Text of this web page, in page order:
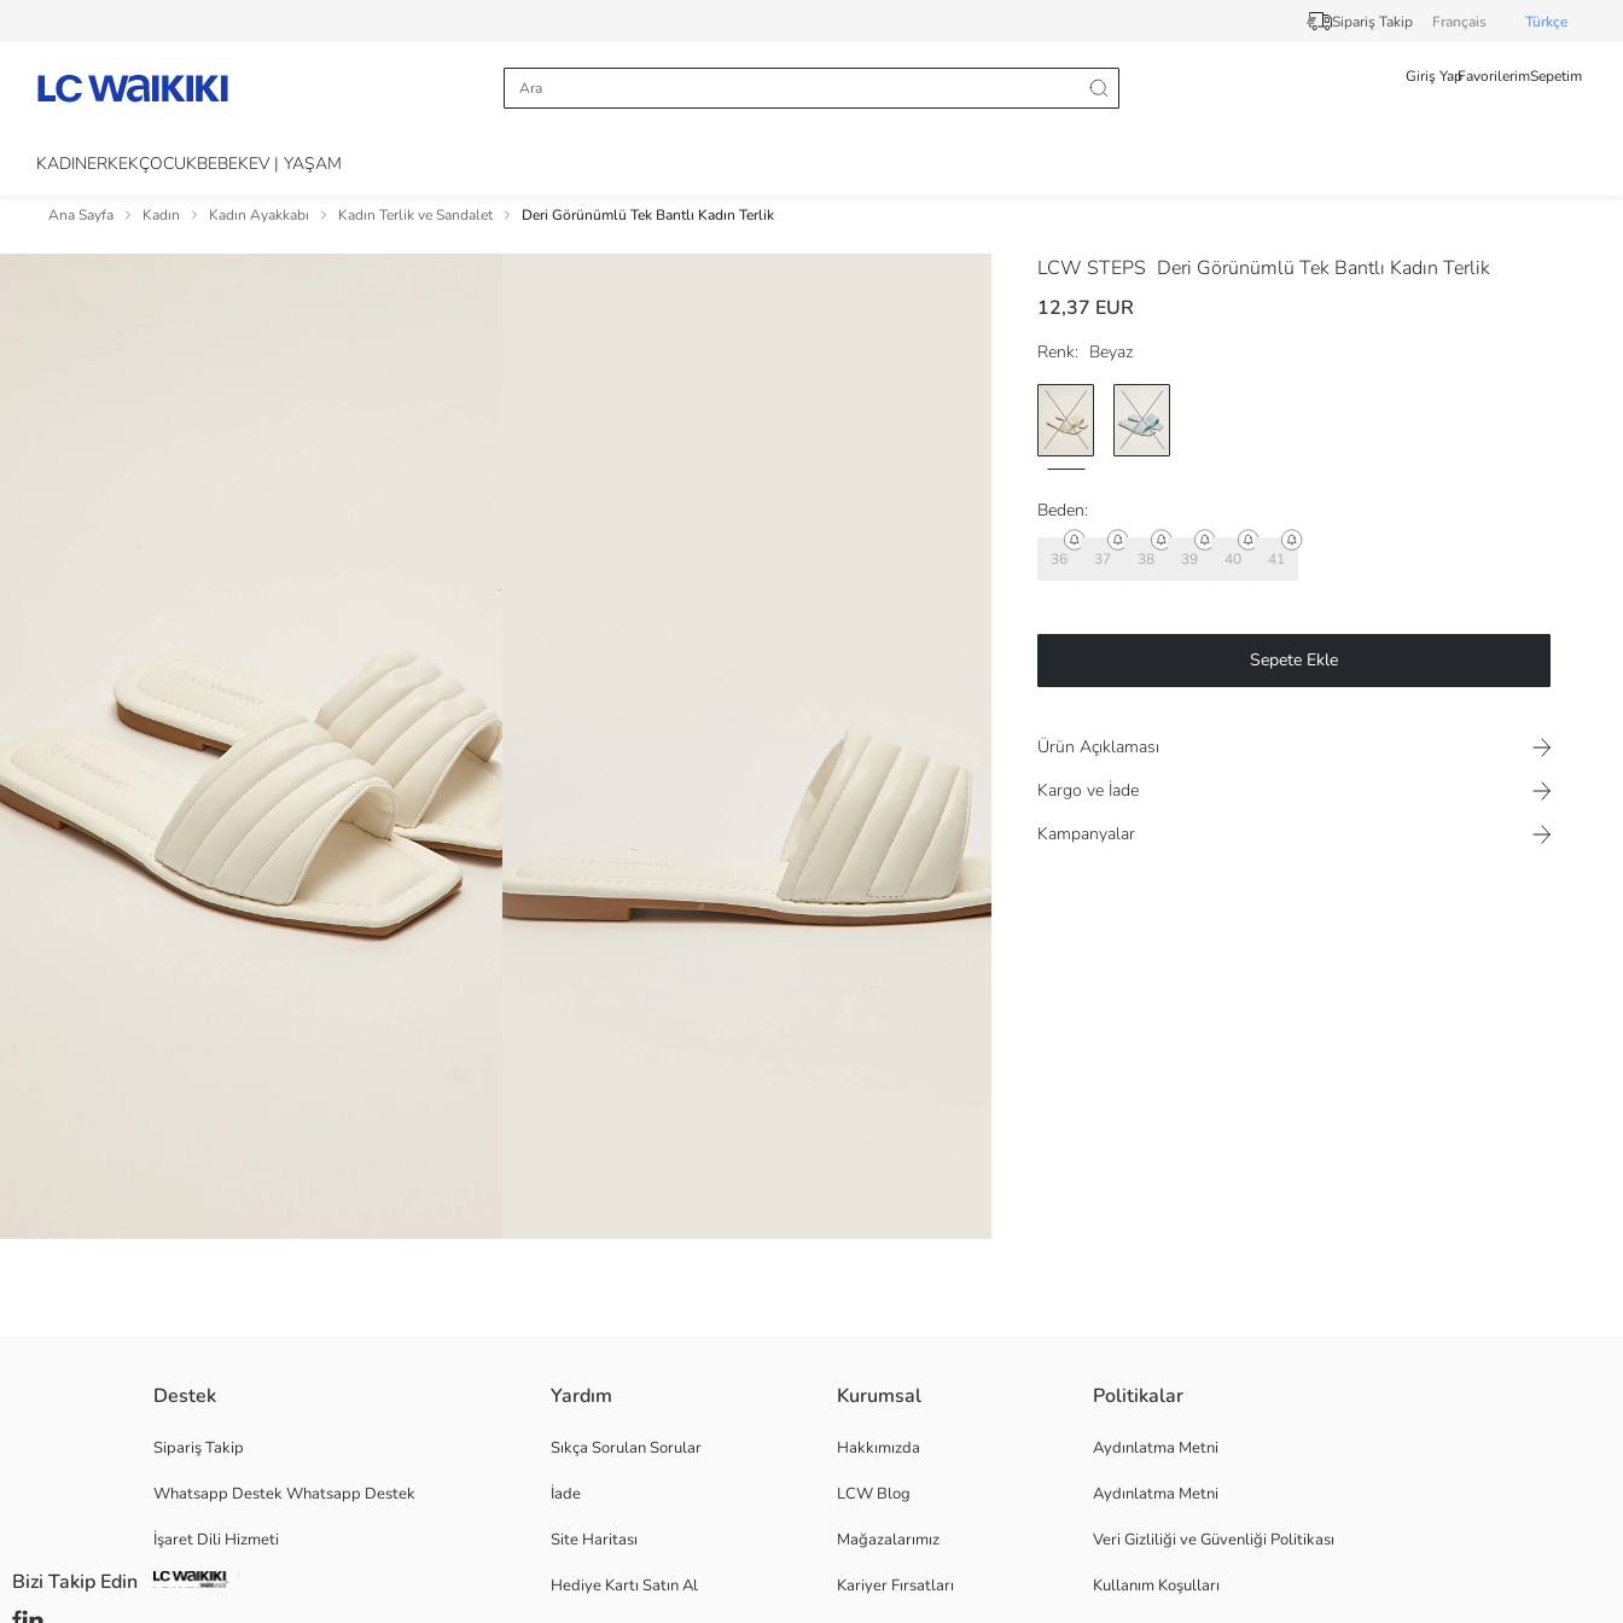
Sipariş Takip Français Türkçe
Giriş YapFavorilerimSepetim
KADINERKEKÇOCUKBEBEKEV | YAŞAM
Ana Sayfa Kadın Kadın Ayakkabı Kadın Terlik ve Sandalet Deri Görünümlü Tek Bantlı Kadın Terlik
LCW STEPS Deri Görünümlü Tek Bantlı Kadın Terlik
12,37 EUR
Renk: Beyaz
Beden:
36 37 38 39 40 41
Sepete Ekle
Ürün Açıklaması
Kargo ve İade
Kampanyalar
Topuk Yüksekliği:
Destek
Sipariş Takip
Whatsapp Destek Whatsapp Destek
İşaret Dili Hizmeti
Yardım
Sıkça Sorulan Sorular
İade
Site Haritası
Hediye Kartı Satın Al
Kurumsal
Hakkımızda
LCW Blog
Mağazalarımız
Kariyer Fırsatları
Politikalar
Aydınlatma Metni
Aydınlatma Metni
Veri Gizliliği ve Güvenliği Politikası
Kullanım Koşulları
Bizi Takip Edin